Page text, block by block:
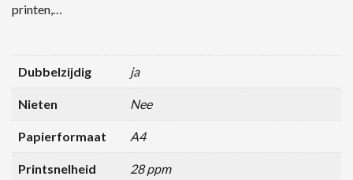
printen,…
Dubbelzijdig ja
Nieten Nee
Papierformaat A4
Printsnelheid 28 ppm